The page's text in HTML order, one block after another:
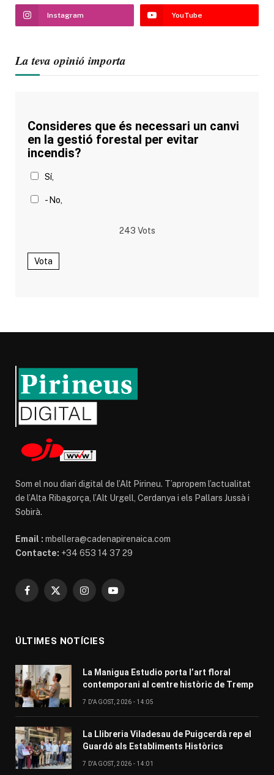
Instagram YouTube
La teva opinió importa
Consideres que és necessari un canvi
en la gestió forestal per evitar
incendis?
Sí,
- No,
243 Vots
Vota
Som el nou diari digital de l’Alt Pirineu. T’apropem l’actualitat
de l’Alta Ribagorça, l’Alt Urgell, Cerdanya i els Pallars Jussà i
Sobirà.
Email : mbellera@cadenapirenaica.com
Contacte: +34 653 14 37 29
Facebook
X
InstagramYouTube
ÚLTIMES NOTÍCIES
La Manigua Estudio porta l’art floral
contemporani al centre històric de Tremp
7 D'AGOST, 2026 - 14:05
La Llibreria Viladesau de Puigcerdà rep el
Guardó als Establiments Històrics
7 D'AGOST, 2026 - 14:01